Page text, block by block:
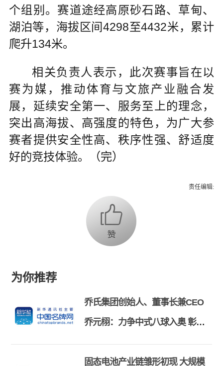
个组别。赛道途经高原砂石路、草甸、
湖泊等，海拔区间4298至4432米，累计
爬升134米。
相关负责人表示，此次赛事旨在以
赛为媒，推动体育与文旅产业融合发
展，延续安全第一、服务至上的理念，
突出高海拔、高强度的特色，为广大参
赛者提供安全性高、秩序性强、舒适度
好的竞技体验。（完）
责任编辑:
为你推荐
乔氏集团创始人、董事长兼CEO
乔元栩：力争中式八球入奥 彰显
和合共生精神
固态电池产业链雏形初现 大规模